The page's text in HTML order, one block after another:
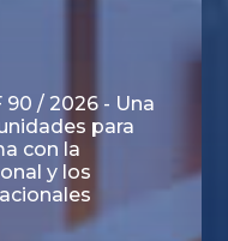
y
de Central
Nominal